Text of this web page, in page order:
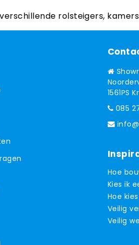
rolsteigers,
1561PS
085
Hoe
Kies ik
Hoe
Veilig
Veilig